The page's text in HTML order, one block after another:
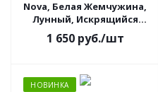
Nova, Белая Жемчужина,
Лунный, Искрящийся
Белый Теплый
Перламутр.
1 650руб./шт
НОВИНКА